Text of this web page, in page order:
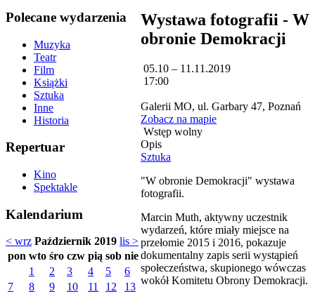
Polecane wydarzenia
Muzyka
Teatr
Film
Książki
Sztuka
Inne
Historia
Repertuar
Kino
Spektakle
Kalendarium
< wrz Październik 2019 lis >
pon wto śro czw pią sob nie
1
2 3 4 5
6
7
8 9 10 11 12
13
Wystawa fotografii - W
obronie Demokracji
05.10 – 11.11.2019
17:00
Galerii MO, ul. Garbary 47, Poznań
Zobacz na mapie
Wstęp wolny
Opis
Sztuka
"W obronie Demokracji" wystawa
fotografii.
Marcin Muth, aktywny uczestnik
wydarzeń, które miały miejsce na
przełomie 2015 i 2016, pokazuje
dokumentalny zapis serii wystąpień
społeczeństwa, skupionego wówczas
wokół Komitetu Obrony Demokracji.